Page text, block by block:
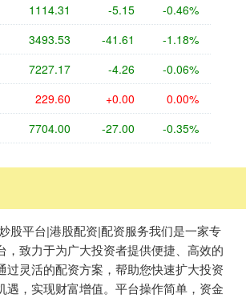
1114.17 -5.29 -0.47%
3493.55 -41.59 -1.18%
7227.28 -4.15 -0.06%
229.60 +0.00 0.00%
7702.40 -28.60 -0.37%
股平台|港股配资|配资服务我们是一家专
，致力于为广大投资者提供便捷、高效的
过灵活的配资方案，帮助您快速扩大投资
遇，实现财富增值。平台操作简单，资金